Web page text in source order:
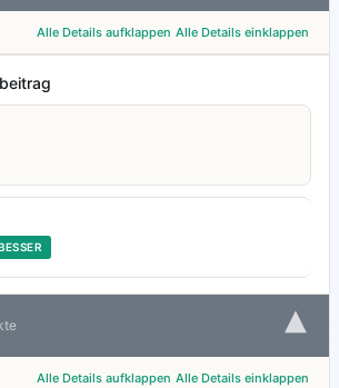
Alle Details aufklappen Alle Details einklappen
▾
Alle Details aufklappen Alle Details einklappen